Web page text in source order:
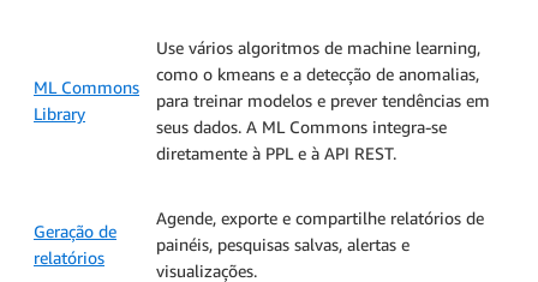
ML Commons
Library
Use vários algoritmos de machine learning,
como o kmeans e a detecção de anomalias,
para treinar modelos e prever tendências em
seus dados. A ML Commons integra-se
diretamente à PPL e à API REST.
Geração de
relatórios
Agende, exporte e compartilhe relatórios de
painéis, pesquisas salvas, alertas e
visualizações.